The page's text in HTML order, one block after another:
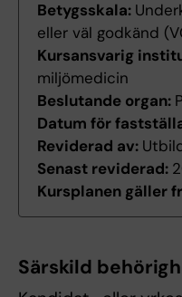
Betygsskala:
eller väl godkänd
Kursansvarig
miljömedicin
Beslutande organ:
Datum för
Reviderad av:
Senast reviderad:
Kursplanen gäller
Särskild